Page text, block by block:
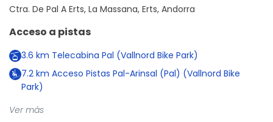
Ctra. De Pal A Erts, La Massana, Erts, Andorra
Acceso a pistas
3.6 km Telecabina Pal (Vallnord Bike Park)
7.2 km Acceso Pistas Pal-Arinsal (Pal) (Vallnord Bike
Park)
Ver más